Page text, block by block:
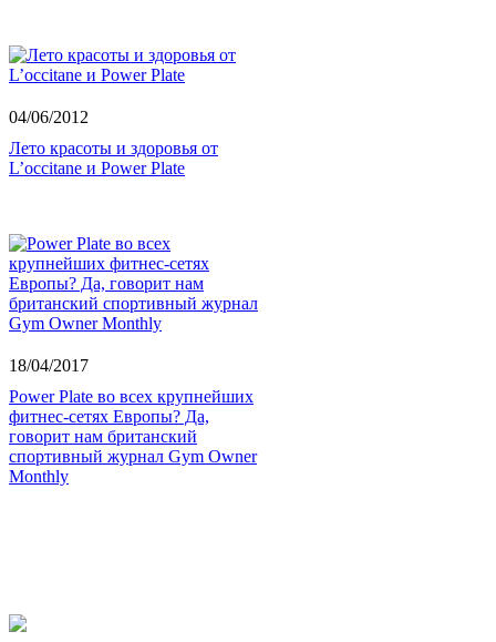
04/06/2012
Лето красоты и здоровья от
L’occitane и Power Plate
18/04/2017
Power Plate во всех крупнейших
фитнес-сетях Европы? Да,
говорит нам британский
спортивный журнал Gym Owner
Monthly